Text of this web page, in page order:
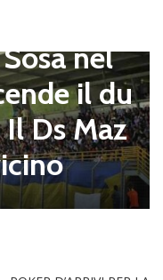
senza
nel
il du
Ds Maz